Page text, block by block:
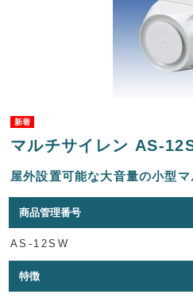
マルチサイレン AS-
屋外設置可能な大音量の小型
商品管理番号
AS-12SW
特徴